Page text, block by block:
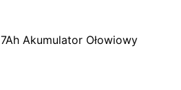
Akumulator Ołowiowy